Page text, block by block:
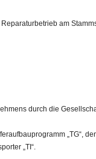
am
durch die
„TG“,
„TI“.